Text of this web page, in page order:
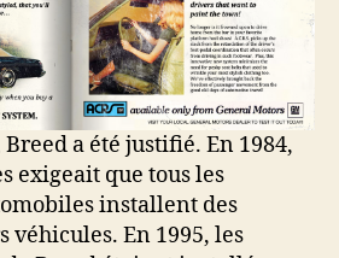
a été justifié. En 1984,
exigeait que tous les
installent des
véhicules. En 1995, les